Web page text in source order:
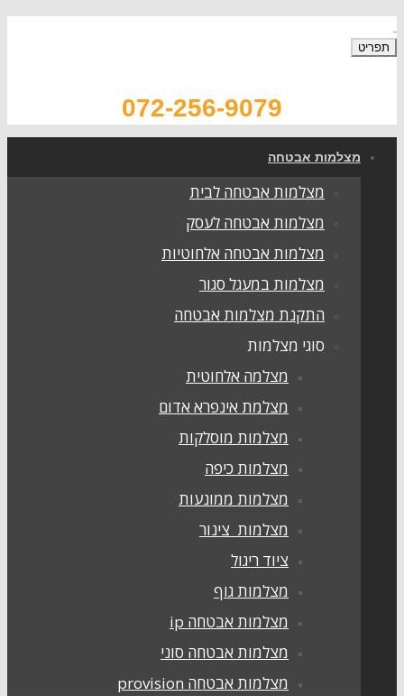
072-256-9079
אבטחה
מצלמות אבטחה לבית
מצלמות אבטחה לעסק
מצלמות אבטחה אלחוטיות
מצלמות במעגל סגור
התקנת מצלמות אבטחה
סוגי מצלמות
מצלמה אלחוטית
מצלמת אינפרא אדום
מצלמות מוסלקות
מצלמות כיפה
מצלמות ממונעות
מצלמות צינור
ציוד ריגול
מצלמות גוף
מצלמות אבטחה ip
מצלמות אבטחה סוני
מצלמות אבטחה provision